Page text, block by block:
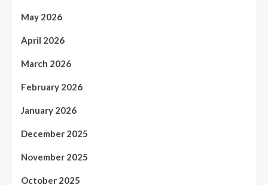
May 2026
April 2026
March 2026
February 2026
January 2026
December 2025
November 2025
October 2025